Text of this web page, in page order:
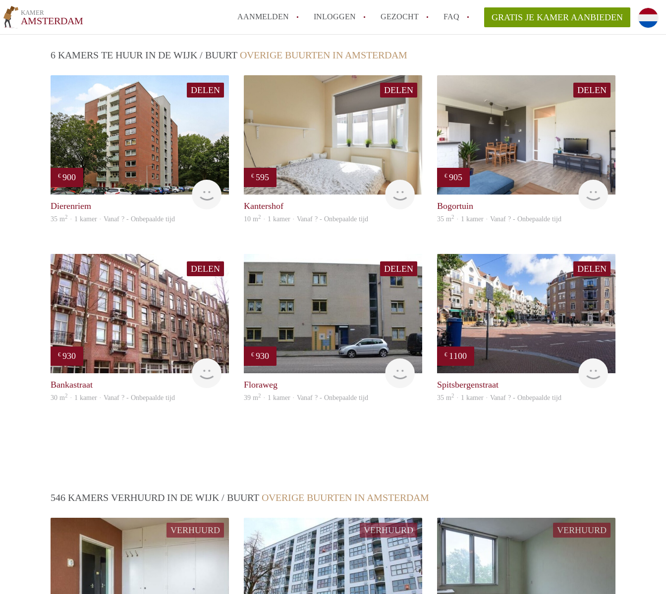
KAMER
AMSTERDAM AANMELDEN INLOGGEN GEZOCHT FAQ
Wat is het puntensysteem voor een onzelfstandige woonruimte (kamer) in
Wat zijn de opzegtermijnen bij een kamer in Amsterdam?
Wat zijn de populairste zoektermen voor een kamer in Amsterdam en wat
betekent dit voor jou als zoeker?
Wat is een studentenkamer in Amsterdam?
Waarom geen bemiddelingskosten voor de huurder?
Alle veelgestelde vragen
GRATIS JE KAMER AANBIEDEN
6 KAMERS TE HUUR IN DE WIJK / BUURT OVERIGE BUURTEN IN AMSTERDAM
DELEN
€ 900
finder
Dierenriem
35 m2 · 1 kamer · Vanaf ? - Onbepaalde tijd
DELEN
€ 595
Woning
Kantershof
10 m2 · 1 kamer · Vanaf ? - Onbepaalde tijd
DELEN
€ 905
Woning
Bogortuin
35 m2 · 1 kamer · Vanaf ? - Onbepaalde tijd
DELEN
€ 930
Woning
Bankastraat
30 m2 · 1 kamer · Vanaf ? - Onbepaalde tijd
DELEN
€ 930
Woning
Floraweg
39 m2 · 1 kamer · Vanaf ? - Onbepaalde tijd
DELEN
€ 1100
finder
Spitsbergenstraat
35 m2 · 1 kamer · Vanaf ? - Onbepaalde tijd
546 KAMERS VERHUURD IN DE WIJK / BUURT OVERIGE BUURTEN IN AMSTERDAM
VERHUURD VERHUURD VERHUURD